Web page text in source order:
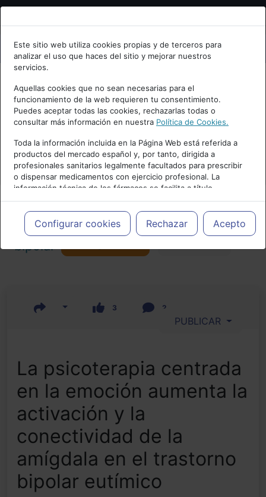
Bienvenid@ a psiquiatria.com
Escribe tu Email
Accede o regístrate con tu email.
Cancelar
Este sitio web utiliza cookies propias y de terceros para
analizar el uso que haces del sitio y mejorar nuestros
servicios.
Aquellas cookies que no sean necesarias para el
funcionamiento de la web requieren tu consentimiento.
Puedes aceptar todas las cookies, rechazarlas todas o
consultar más información en nuestra Política de Cookies.
Toda la información incluida en la Página Web está referida a
productos del mercado español y, por tanto, dirigida a
profesionales sanitarios legalmente facultados para prescribir
o dispensar medicamentos con ejercicio profesional. La
información técnica de los fármacos se facilita a título
meramente informativo, siendo responsabilidad de los
profesionales facultados prescribir medicamentos y decidir, en
cada caso concreto, el tratamiento más adecuado a las
necesidades del paciente.
Configurar cookies Rechazar Acepto
Actualidad y Artículos|Trastorno
bipolar
3 2
PUBLICAR
La psicoterapia centrada
en la emoción aumenta la
activación y la
conectividad de la
amígdala en el trastorno
bipolar eutímico